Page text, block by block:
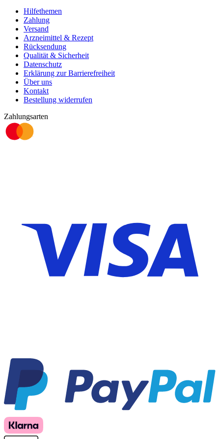
Hilfethemen
Zahlung
Versand
Arzneimittel & Rezept
Rücksendung
Qualität & Sicherheit
Datenschutz
Erklärung zur Barrierefreiheit
Über uns
Kontakt
Bestellung widerrufen
Zahlungsarten